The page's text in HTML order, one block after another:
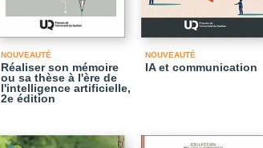
NOUVEAUTÉ
Réaliser son mémoire
ou sa thèse à l'ère de
l'intelligence artificielle,
2e édition
NOUVEAUTÉ
IA et communication